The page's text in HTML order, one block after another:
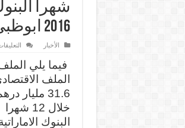
2016 ابوظبي/وام/
الأخبار
فيما يلي
الملف
31.6
خلال 12 شهرا